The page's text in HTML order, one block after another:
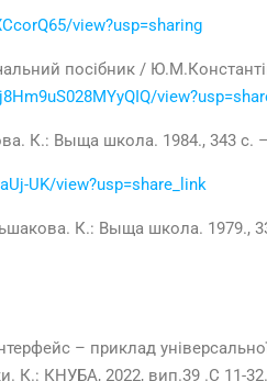
view?usp=sharing
посібник /
К.: Выща школа. 1984., 343 с.
UK/view?usp=share_link
К.: Выща школа. 1979.,
– приклад
К.: КНУБА, 2022, вип.39 .С 11-